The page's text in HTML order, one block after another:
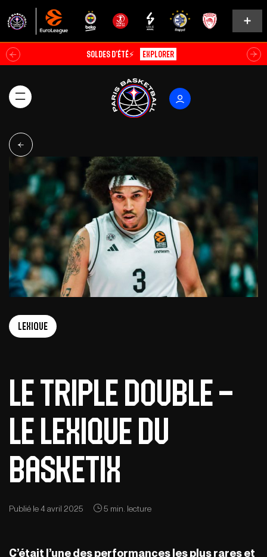
Soldes d’été⚡ Explorer
Lexique
Le triple double –
Le lexique du
basketix
Publié le 4 avril 2025 5 min. lecture
C’était l’une des performances les plus rares et